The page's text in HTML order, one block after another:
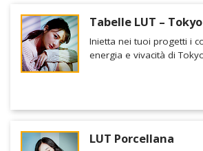
Tabelle LUT – Tokyo
Inietta nei tuoi progetti i
energia e vivacità di
LUT Porcellana